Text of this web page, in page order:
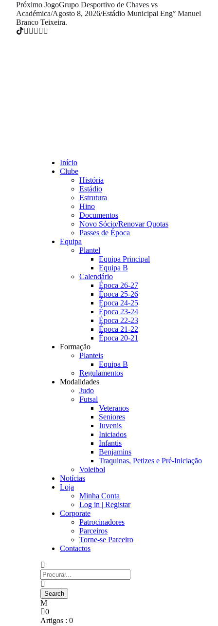
Próximo JogoGrupo Desportivo de Chaves vs
Académica/Agosto 8, 2026/Estádio Municipal Eng° Manuel
Branco Teixeira.
Início
Clube
História
Estádio
Estrutura
Hino
Documentos
Novo Sócio/Renovar Quotas
Passes de Época
Equipa
Plantel
Equipa Principal
Equipa B
Calendário
Época 26-27
Época 25-26
Época 24-25
Época 23-24
Época 22-23
Época 21-22
Época 20-21
Formação
Planteis
Equipa B
Regulamentos
Modalidades
Judo
Futsal
Veteranos
Seniores
Juvenis
Iniciados
Infantis
Benjamins
Traquinas, Petizes e Pré-Iniciação
Voleibol
Notícias
Loja
Minha Conta
Log in | Registar
Corporate
Patrocinadores
Parceiros
Torne-se Parceiro
Contactos
0
Artigos : 0